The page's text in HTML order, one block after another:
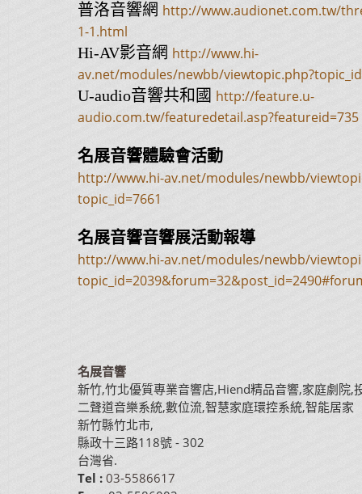
普洛音響網 http://www.audionet.com.tw/
1-1.html
Hi-AV影音網 http://www.hi-
av.net/modules/newbb/
U-audio音響共和國 http://feature.u-
audio.com.tw/featuredetail.asp?featureid=735
名展音響體驗會活動
http://www.hi-av.net/modules/newbb/
topic_id=7661
名展音響音響展活動報導
http://www.hi-av.net/modules/newbb/
名展音響
新竹,竹北優質專業音響店,Hiend精品音響,家庭劇院,
二聲道音樂系統,數位流,智慧家庭環控系統,智能居家
新竹縣竹北市,
縣政十三路118號 - 302
台灣省.
Tel : 03-5586617